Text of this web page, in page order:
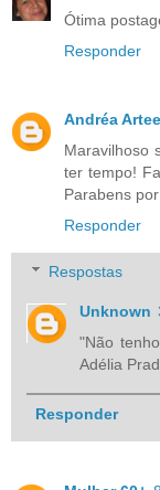
Ótima
Responder
Andréa
Maravilhoso
ter tempo!
Parabens
Responder
Respostas
Unknown
"Não
Adélia
Responder